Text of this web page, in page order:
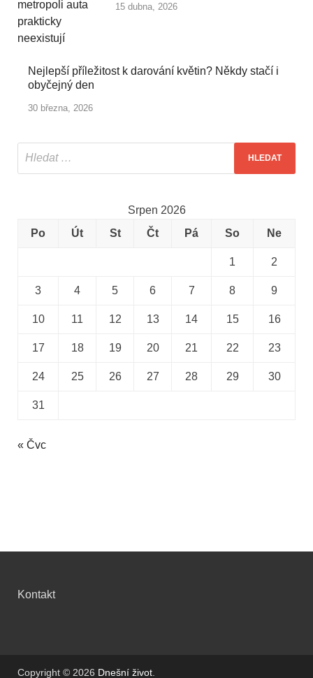
15 dubna, 2026
Nejlepší příležitost k darování květin? Někdy stačí i
obyčejný den
30 března, 2026
Srpen 2026
Po
Út St Čt Pá So Ne
1 2
3 4 5 6 7 8 9
10 11 12 13 14 15 16
17 18 19 20 21 22 23
24 25 26 27 28 29 30
31
« Čvc
Kontakt
Copyright © 2026 Dnešní život